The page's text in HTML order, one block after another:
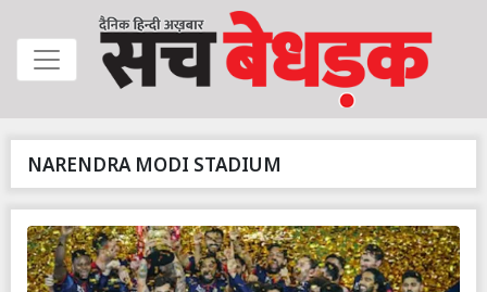
NARENDRA MODI STADIUM